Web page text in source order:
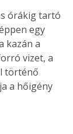
egy
kazán a
vizet, a
történő
a hőigény